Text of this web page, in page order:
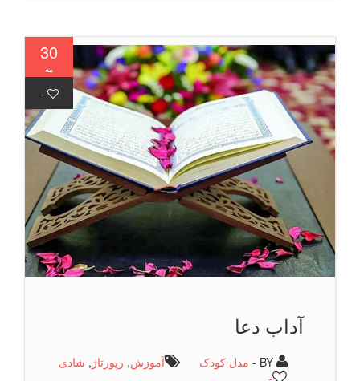
30
مه
-
آداب دعا
مدل کودک آموزش,رپورتاژ, شادی